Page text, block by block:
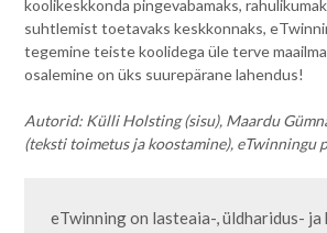
koolikeskkonda pingevabamaks,
suhtlemist toetavaks keskkonnaks,
tegemine teiste koolidega üle terve
osalemine on üks suurepärane lahendus!
Autorid: Külli Holsting (sisu), Maardu
(teksti toimetus ja koostamine), eTwinningu
eTwinning on lasteaia-, üldharidus-